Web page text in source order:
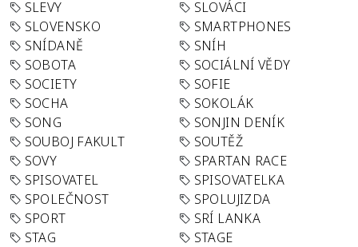
SLEVY
SLOVÁCI
SLOVENSKO
SMARTPHONES
SNÍDANĚ
SNÍH
SOBOTA
SOCIÁLNÍ VĚDY
SOCIETY
SOFIE
SOCHA
SOKOLÁK
SONG
SONJIN DENÍK
SOUBOJ FAKULT
SOUTĚŽ
SOVY
SPARTAN RACE
SPISOVATEL
SPISOVATELKA
SPOLEČNOST
SPOLUJIZDA
SPORT
SRÍ LANKA
STAG
STAGE